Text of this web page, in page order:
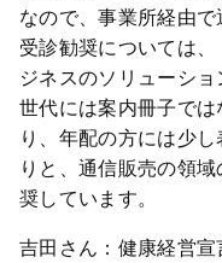
なので、事業所経由で
受診勧奨については
ジネスのソリューシ
世代には案内冊子で
り、年配の方には少
りと、通信販売の領
奨しています。
吉田さん：健康経営